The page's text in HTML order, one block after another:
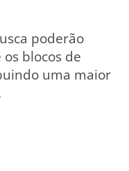
poderão
blocos de
uma maior